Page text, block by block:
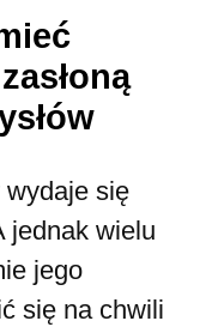
wydaje się
jednak wielu
jego
się na chwili